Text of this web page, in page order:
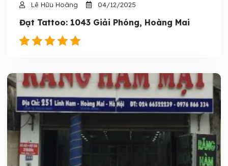
Lê Hữu Hoàng 04/12/2025
Đạt Tattoo: 1043 Giải Phóng, Hoàng Mai